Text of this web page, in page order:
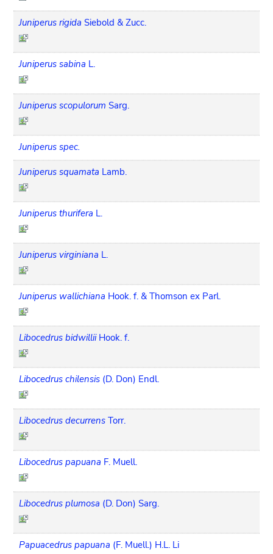
Juniperus rigida Siebold & Zucc.
Juniperus sabina L.
Juniperus scopulorum Sarg.
Juniperus spec.
Juniperus squamata Lamb.
Juniperus thurifera L.
Juniperus virginiana L.
Juniperus wallichiana Hook. f. & Thomson ex Parl.
Libocedrus bidwillii Hook. f.
Libocedrus chilensis (D. Don) Endl.
Libocedrus decurrens Torr.
Libocedrus papuana F. Muell.
Libocedrus plumosa (D. Don) Sarg.
Papuacedrus papuana (F. Muell.) H.L. Li